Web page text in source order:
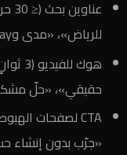
للرياض»، «مدى وApple Pay آمن».
حقيقي»، «حلّ
«جرّب بدون إنشاء